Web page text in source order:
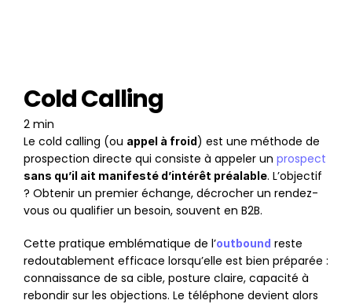
Cold Calling
2 min
Le cold calling (ou appel à froid) est une méthode de
prospection directe qui consiste à appeler un prospect
sans qu’il ait manifesté d’intérêt préalable. L’objectif
? Obtenir un premier échange, décrocher un rendez-
vous ou qualifier un besoin, souvent en B2B.
Cette pratique emblématique de l’outbound reste
redoutablement efficace lorsqu’elle est bien préparée :
connaissance de sa cible, posture claire, capacité à
rebondir sur les objections. Le téléphone devient alors